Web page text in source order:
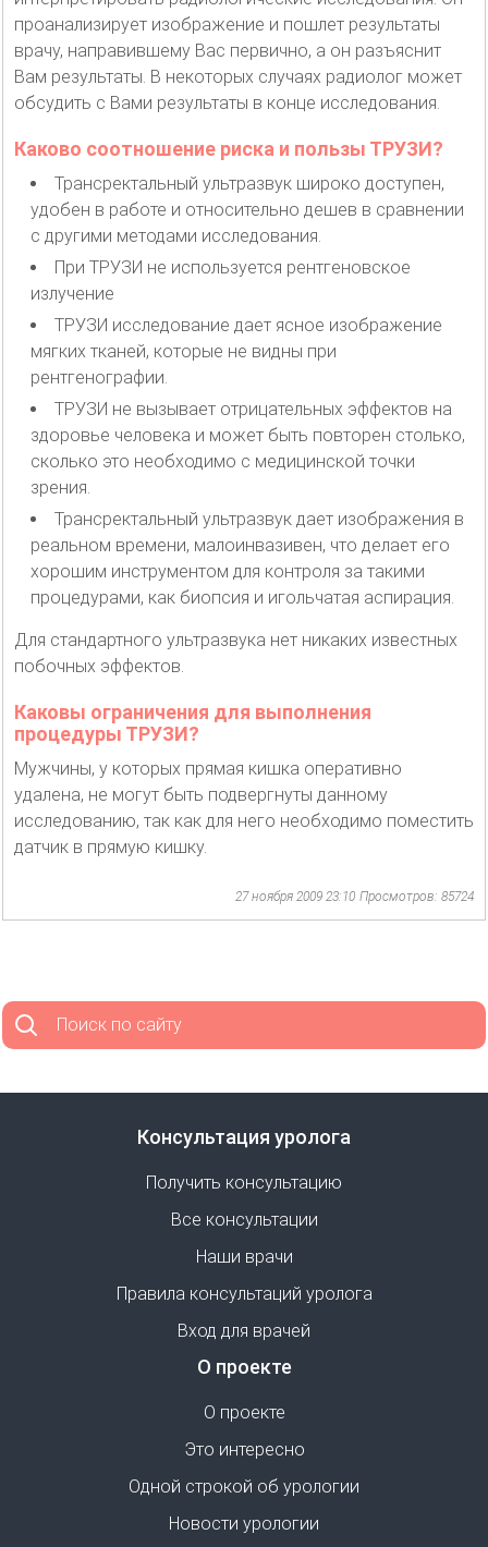
проанализирует изображение и пошлет результаты
врачу, направившему Вас первично, а он разъяснит
Вам результаты. В некоторых случаях радиолог может
обсудить с Вами результаты в конце исследования.
Каково соотношение риска и пользы ТРУЗИ?
Трансректальный ультразвук широко доступен,
удобен в работе и относительно дешев в сравнении
с другими методами исследования.
При ТРУЗИ не используется рентгеновское
излучение
ТРУЗИ исследование дает ясное изображение
мягких тканей, которые не видны при
рентгенографии.
ТРУЗИ не вызывает отрицательных эффектов на
здоровье человека и может быть повторен столько,
сколько это необходимо с медицинской точки
зрения.
Трансректальный ультразвук дает изображения в
реальном времени, малоинвазивен, что делает его
хорошим инструментом для контроля за такими
процедурами, как биопсия и игольчатая аспирация.
Для стандартного ультразвука нет никаких известных
побочных эффектов.
Каковы ограничения для выполнения
процедуры ТРУЗИ?
Мужчины, у которых прямая кишка оперативно
удалена, не могут быть подвергнуты данному
исследованию, так как для него необходимо поместить
датчик в прямую кишку.
27 ноября 2009 23:10 Просмотров: 85724
Поиск по сайту
Консультация уролога
Получить консультацию
Все консультации
Наши врачи
Правила консультаций уролога
Вход для врачей
О проекте
О проекте
Это интересно
Одной строкой об урологии
Новости урологии